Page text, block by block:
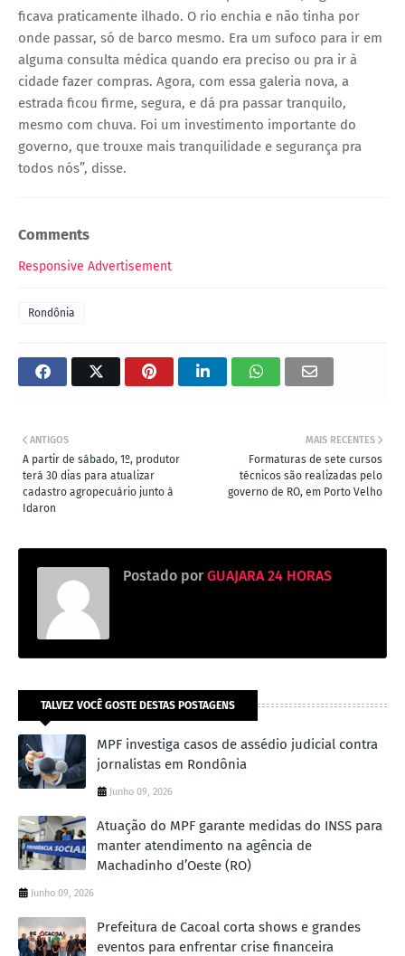
ficava praticamente ilhado. O rio enchia e não tinha por
onde passar, só de barco mesmo. Era um sufoco para ir em
alguma consulta médica quando era preciso ou pra ir à
cidade fazer compras. Agora, com essa galeria nova, a
estrada ficou firme, segura, e dá pra passar tranquilo,
mesmo com chuva. Foi um investimento importante do
governo, que trouxe mais tranquilidade e segurança pra
todos nós”, disse.
Comments
Responsive Advertisement
Rondônia
MAIS RECENTES
Formaturas de sete cursos
técnicos são realizadas pelo
governo de RO, em Porto Velho
ANTIGOS
A partir de sábado, 1º, produtor
terá 30 dias para atualizar
cadastro agropecuário junto à
Idaron
Postado por GUAJARA 24 HORAS
TALVEZ VOCÊ GOSTE DESTAS POSTAGENS
MPF investiga casos de assédio judicial contra
jornalistas em Rondônia
Junho 09, 2026
Atuação do MPF garante medidas do INSS para
manter atendimento na agência de
Machadinho d’Oeste (RO)
Junho 09, 2026
Prefeitura de Cacoal corta shows e grandes
eventos para enfrentar crise financeira